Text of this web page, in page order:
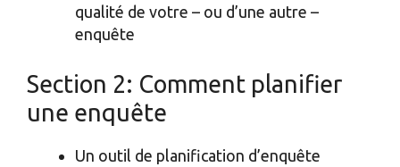
qualité de votre – ou d’une autre –
enquête
Section 2: Comment planifier
une enquête
Un outil de planification d’enquête